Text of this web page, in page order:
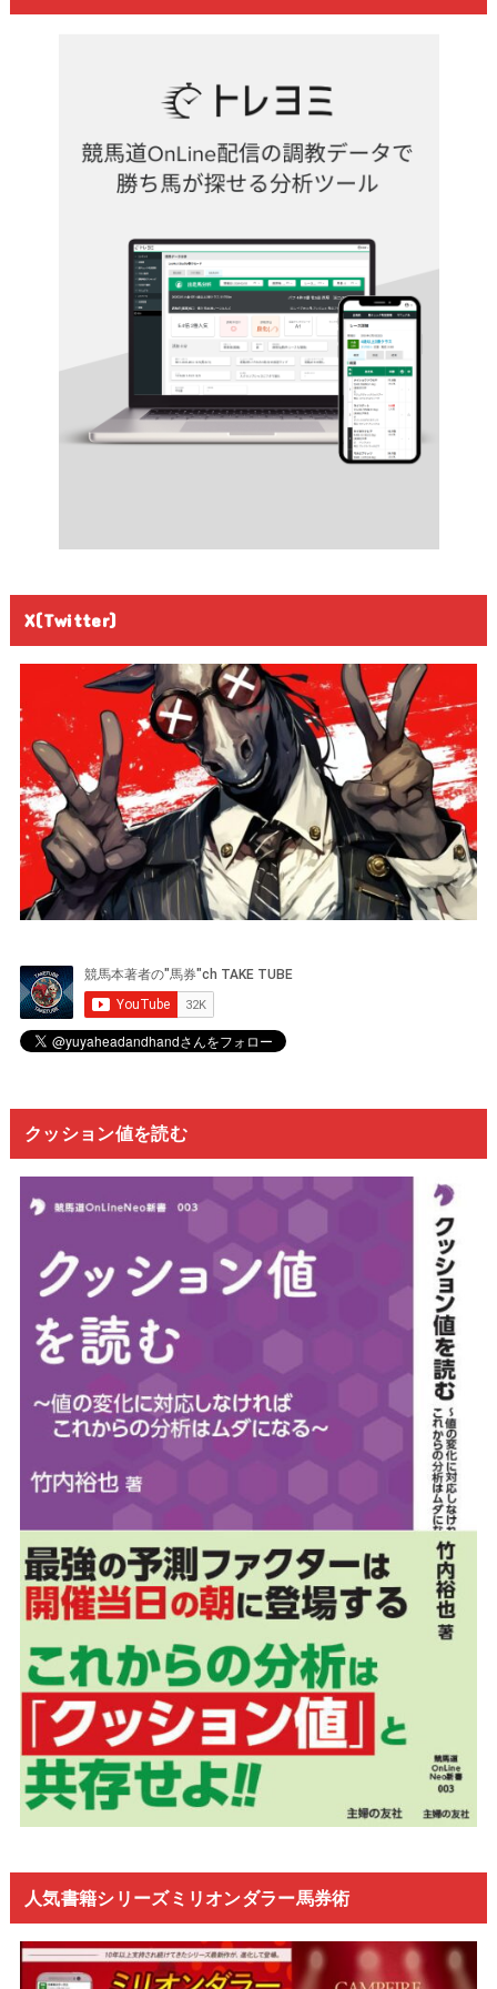
X(Twitter)
クッション値を読む
人気書籍シリーズミリオンダラー馬券術